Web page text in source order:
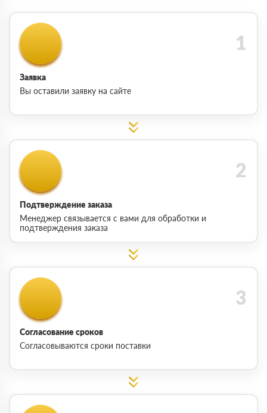
Заявка
Вы оставили заявку на сайте
Подтверждение заказа
Менеджер связывается с вами для обработки и
подтверждения заказа
Согласование сроков
Согласовываются сроки поставки